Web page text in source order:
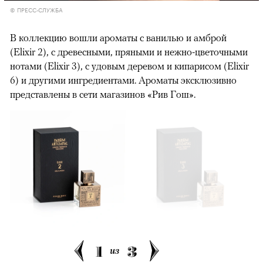
© ПРЕСС-СЛУЖБА
В коллекцию вошли ароматы с ванилью и амброй
(Elixir 2), с древесными, пряными и нежно-цветочными
нотами (Elixir 3), с удовым деревом и кипарисом (Elixir
6) и другими ингредиентами. Ароматы эксклюзивно
представлены в сети магазинов «Рив Гош».
1 из 3